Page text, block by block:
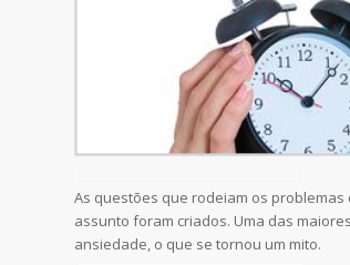
As questões que rodeiam os
assunto foram criados. Uma das
ansiedade, o que se tornou um mito.